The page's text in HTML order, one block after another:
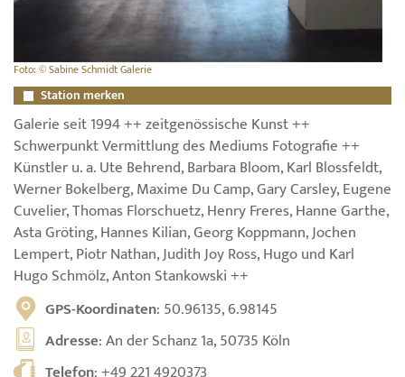
Foto: © Sabine Schmidt Galerie
Station merken
Galerie seit 1994 ++ zeitgenössische Kunst ++
Schwerpunkt Vermittlung des Mediums Fotografie ++
Künstler u. a. Ute Behrend, Barbara Bloom, Karl Blossfeldt,
Werner Bokelberg, Maxime Du Camp, Gary Carsley, Eugene
Cuvelier, Thomas Florschuetz, Henry Freres, Hanne Garthe,
Asta Gröting, Hannes Kilian, Georg Koppmann, Jochen
Lempert, Piotr Nathan, Judith Joy Ross, Hugo und Karl
Hugo Schmölz, Anton Stankowski ++
GPS-Koordinaten: 50.96135, 6.98145
Adresse: An der Schanz 1a, 50735 Köln